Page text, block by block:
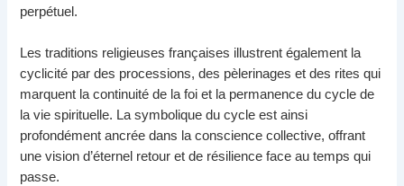
perpétuel.
Les traditions religieuses françaises illustrent également la
cyclicité par des processions, des pèlerinages et des rites qui
marquent la continuité de la foi et la permanence du cycle de
la vie spirituelle. La symbolique du cycle est ainsi
profondément ancrée dans la conscience collective, offrant
une vision d’éternel retour et de résilience face au temps qui
passe.